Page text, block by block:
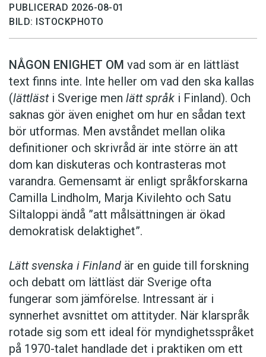
PUBLICERAD 2026-08-01
BILD: ISTOCKPHOTO
NÅGON ENIGHET OM vad som är en lättläst
text finns inte. Inte heller om vad den ska kallas
(lättlästi Sverige men lätt språk i Finland). Och
saknas gör även enighet om hur en sådan text
bör utformas. Men avståndet mellan olika
definitioner och skrivråd är inte större än att
dom kan diskuteras och kontrasteras mot
varandra. Gemensamt är enligt språkforskarna
Camilla Lindholm, Marja Kivilehto och Satu
Siltaloppi ändå ”att målsättningen är ökad
demokratisk delaktighet”.
Lätt svenska i Finland är en guide till forskning
och debatt om lättläst där ­Sverige ofta
fungerar som jämförelse. ­Intressant är i
synnerhet ­avsnittet om attityder. När klar­språk
rotade sig som ett ideal för myndighetsspråket
på 1970-talet handlade det i praktiken om ett